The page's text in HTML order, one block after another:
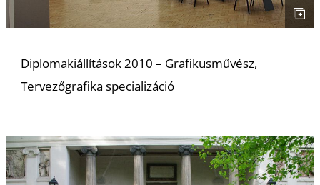
Diplomakiállítások 2010 – Grafikusművész,
Tervezőgrafika specializáció